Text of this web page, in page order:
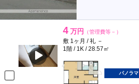
4 万円 （管理費等－）
敷 1ヶ月 / 礼 －
1階 / 1K / 28.57㎡
パノラマ